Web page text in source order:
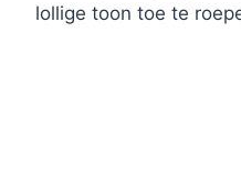
lollige toon toe te